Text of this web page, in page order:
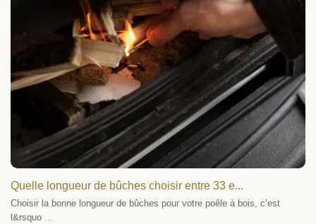
Quelle longueur de bûches choisir entre 33 e...
Choisir la bonne longueur de bûches pour votre poêle à bois, c’est
l&rsquo ...